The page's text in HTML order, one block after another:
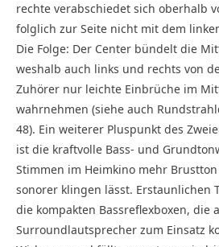
rechte verabschiedet sich oberhalb
folglich zur Seite nicht mit dem
Die Folge: Der Center bündelt die
weshalb auch links und rechts von
Zuhörer nur leichte Ein­brüche im
wahrnehmen (siehe auch
48). Ein weiterer Pluspunkt des
ist die kraftvolle Bass- und
Stimmen im Heimkino mehr
sonorer klingen lässt. Erstaunlichen
die kompakten Bassreflexboxen, die
Surroundlautsprecher zum Einsatz